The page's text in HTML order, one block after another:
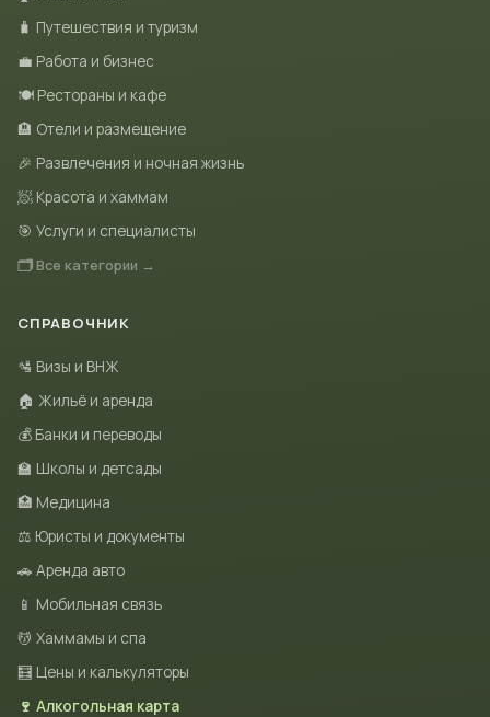
🧳 Путешествия и туризм
💼 Работа и бизнес
🍽 Рестораны и кафе
🏨 Отели и размещение
🎉 Развлечения и ночная жизнь
🧖 Красота и хаммам
🎯 Услуги и специалисты
🗂 Все категории →
СПРАВОЧНИК
🛂 Визы и ВНЖ
🏠 Жильё и аренда
💰 Банки и переводы
🏫 Школы и детсады
🏥 Медицина
⚖️ Юристы и документы
🚗 Аренда авто
📱 Мобильная связь
💆 Хаммамы и спа
🧮 Цены и калькуляторы
🍷 Алкогольная карта